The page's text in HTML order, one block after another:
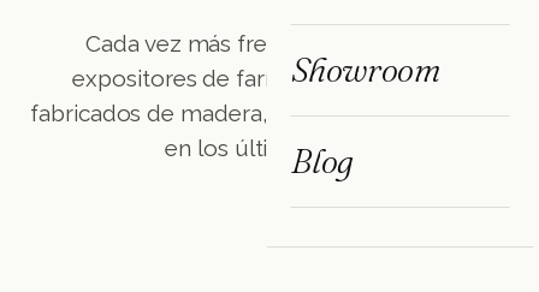
Showroom
Blog
Cada vez más frecuentemente, los
expositores de farmacia están siendo
fabricados de madera, lo que era impensable
en los últimos años.